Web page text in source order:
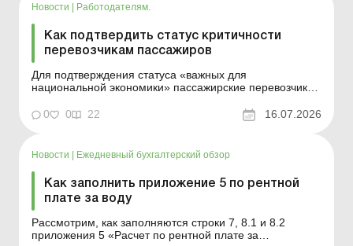
Новости | Работодателям.
Как подтвердить статус критичности
перевозчикам пассажиров
Для подтверждения статуса «важных для
национальной экономики» пассажирские перевозчики
обслуживание автобусных маршрутов,
указать количество транспортных средств (автобусов)
регулярн...
0 0 22 16.07.2026
Новости | Ежедневный бухгалтерский обзор
Как заполнить приложение 5 по рентной
плате за воду
Рассмотрим, как заполняются строки 7, 8.1 и 8.2
приложения 5 «Расчет по рентной плате за